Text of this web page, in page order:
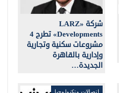
شركة «LARZ
Developments» تطرح 4
مشروعات سكنية وتجارية
وإدارية بالقاهرة
الجديدة…
اتصالات وتكنولوجيا